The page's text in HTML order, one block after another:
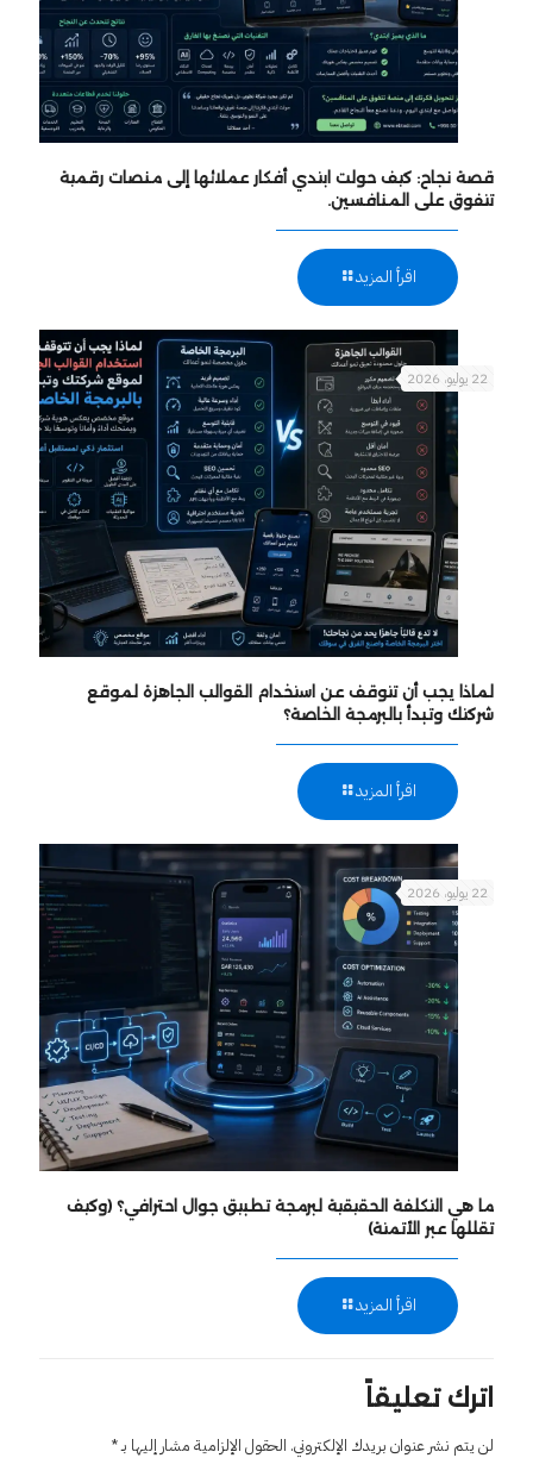
قصة نجاح: كيف حولت ابتدي أفكار عملائها إلى منصات رقمية
تتفوق على المنافسين.
اقرأ المزيد
22 يوليو، 2026
لماذا يجب أن تتوقف عن استخدام القوالب الجاهزة لموقع
شركتك وتبدأ بالبرمجة الخاصة؟
اقرأ المزيد
22 يوليو، 2026
ما هي التكلفة الحقيقية لبرمجة تطبيق جوال احترافي؟ (وكيف
تقللها عبر الأتمتة)
اقرأ المزيد
اترك تعليقاً
لن يتم نشر عنوان بريدك الإلكتروني. الحقول الإلزامية مشار إليها بـ*